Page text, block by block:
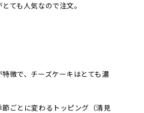
ても人気なので注文。
徴で、チーズケーキはとても濃
ごとに変わるトッピング（清見